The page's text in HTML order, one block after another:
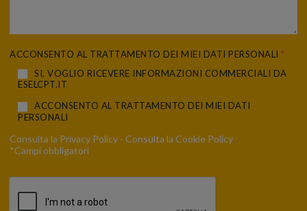
ACCONSENTO AL TRATTAMENTO DEI MIEI DATI PERSONALI *
SI, VOGLIO RICEVERE INFORMAZIONI COMMERCIALI DA
ESELCPT.IT
ACCONSENTO AL TRATTAMENTO DEI MIEI DATI
PERSONALI
Consulta la Privacy Policy - Consulta laCookie Policy
*Campi obbligatori